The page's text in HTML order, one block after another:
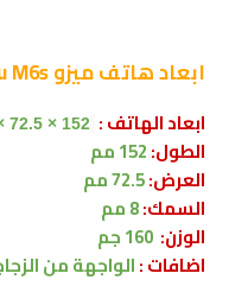
ابعاد هاتفميزو Meizu M6s
ابعاد الهاتف : 152 × 72.5 × 8 ملم
الطول:152مم
العرض:
مم
السمك:8مم
الوزن:
جم
اضافات :الواجهة من